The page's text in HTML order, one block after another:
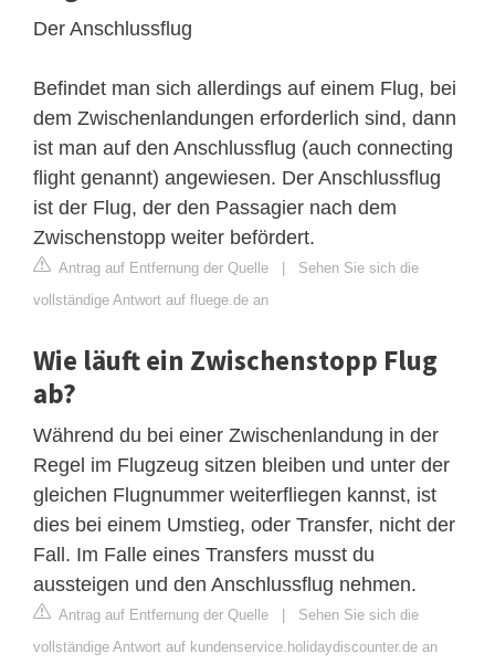
Der Anschlussflug
Befindet man sich allerdings auf einem Flug, bei
dem Zwischenlandungen erforderlich sind, dann
ist man auf den Anschlussflug (auch connecting
flight genannt) angewiesen. Der Anschlussflug
ist der Flug, der den Passagier nach dem
Zwischenstopp weiter befördert.
Antrag auf Entfernung der Quelle | Sehen Sie sich die
vollständige Antwort auf fluege.de an
Wie läuft ein Zwischenstopp Flug
ab?
Während du bei einer Zwischenlandung in der
Regel im Flugzeug sitzen bleiben und unter der
gleichen Flugnummer weiterfliegen kannst, ist
dies bei einem Umstieg, oder Transfer, nicht der
Fall. Im Falle eines Transfers musst du
aussteigen und den Anschlussflug nehmen.
Antrag auf Entfernung der Quelle | Sehen Sie sich die
vollständige Antwort auf kundenservice.holidaydiscounter.de an